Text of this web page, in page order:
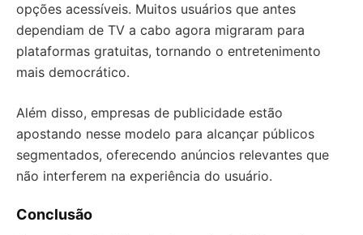
opções acessíveis. Muitos usuários que antes
dependiam de TV a cabo agora migraram para
plataformas gratuitas, tornando o entretenimento
mais democrático.
Além disso, empresas de publicidade estão
apostando nesse modelo para alcançar públicos
segmentados, oferecendo anúncios relevantes que
não interferem na experiência do usuário.
Conclusão